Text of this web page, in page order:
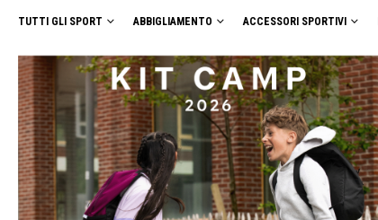
TUTTI GLI SPORT ABBIGLIAMENTO ACCESSORI SPORTIVI